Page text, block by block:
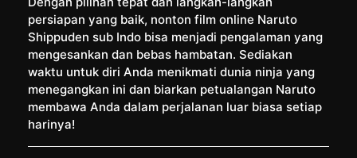
persiapan yang baik, nonton film online Naruto
Shippuden sub Indo bisa menjadi pengalaman yang
mengesankan dan bebas hambatan. Sediakan
waktu untuk diri Anda menikmati dunia ninja yang
menegangkan ini dan biarkan petualangan Naruto
membawa Anda dalam perjalanan luar biasa setiap
harinya!